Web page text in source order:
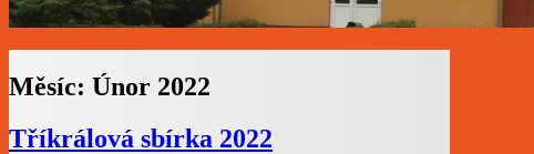
Měsíc: Únor 2022
Tříkrálová sbírka 2022